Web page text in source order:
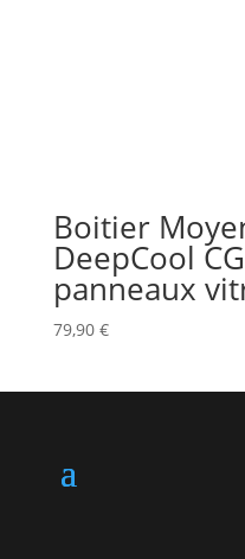
Boitier
DeepCool
panneaux
79,90 €